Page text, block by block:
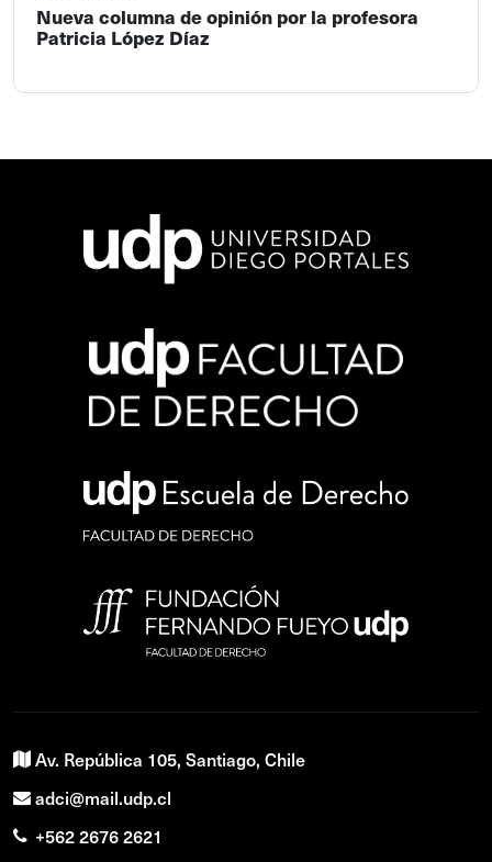
Nueva columna de opinión por la profesora
Patricia López Díaz
Av. República 105, Santiago, Chile
adci@mail.udp.cl
+562 2676 2621